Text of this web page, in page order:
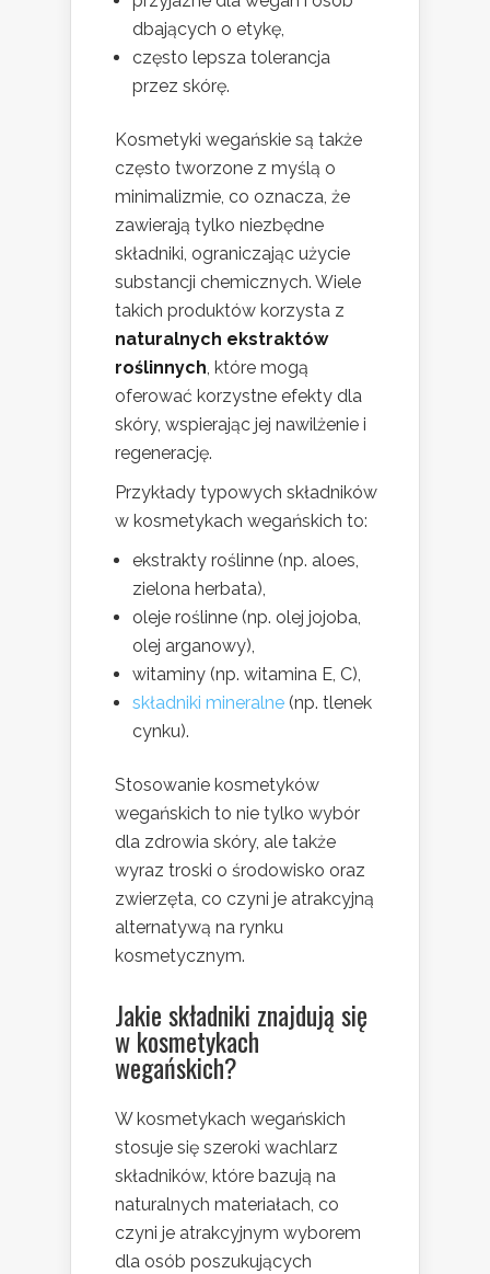
dbających o etykę,
często lepsza tolerancja
przez skórę.
Kosmetyki wegańskie są także
często tworzone z myślą o
minimalizmie, co oznacza, że
zawierają tylko niezbędne
składniki, ograniczając użycie
substancji chemicznych. Wiele
takich produktów korzysta z
naturalnych ekstraktów
roślinnych, które mogą
oferować korzystne efekty dla
skóry, wspierając jej nawilżenie i
regenerację.
Przykłady typowych składników
w kosmetykach wegańskich to:
ekstrakty roślinne (np. aloes,
zielona herbata),
oleje roślinne (np. olej jojoba,
olej arganowy),
witaminy (np. witamina E, C),
składniki mineralne (np. tlenek
cynku).
Stosowanie kosmetyków
wegańskich to nie tylko wybór
dla zdrowia skóry, ale także
wyraz troski o środowisko oraz
zwierzęta, co czyni je atrakcyjną
alternatywą na rynku
kosmetycznym.
Jakie składniki znajdują się
w kosmetykach
wegańskich?
W kosmetykach wegańskich
stosuje się szeroki wachlarz
składników, które bazują na
naturalnych materiałach, co
czyni je atrakcyjnym wyborem
dla osób poszukujących